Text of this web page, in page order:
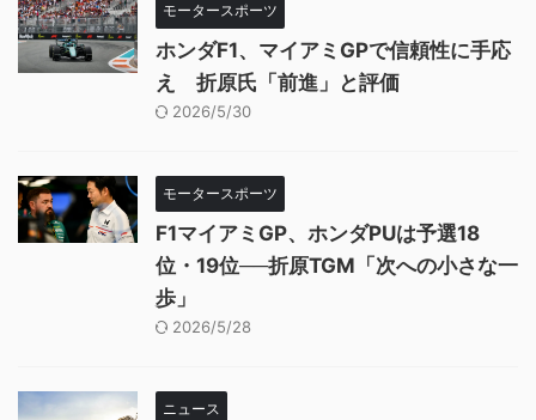
モータースポーツ
ホンダF1、マイアミGPで信頼性に手応
え 折原氏「前進」と評価
2026/5/30
モータースポーツ
F1マイアミGP、ホンダPUは予選18
位・19位──折原TGM「次への小さな一
歩」
2026/5/28
ニュース